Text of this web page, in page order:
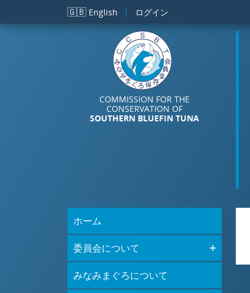
メインコンテンツに移動
🇬🇧 English ログイン
COMMISSION FOR THE
CONSERVATION OF
SOUTHERN BLUEFIN TUNA
ホーム
委員会について
みなみまぐろについて